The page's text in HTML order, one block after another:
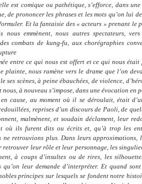
est comique ou pathétique, s’efforce, dans
de prononcer les phrases et les mots qu’on lui
Et la fantaisie des « acteurs » prenant le
emmènent, nous autres spectateurs,
combats de kung-fu, aux chorégraphies
entre ce qui nous est offert et ce qui nous était
plainte, nous ramène vers le drame que l’on
ses scènes, à peine ébauchées, de violence,
nous, à nouveau s’impose, dans une évocation
cause, au moment où il se déroulait, était
reprises d’un discours de Paoli, de
malmènent, et soudain déclament, leur
où ils furent dits ou écrits et, qu’à trop les
ne retrouvions plus. Dans leurs approximations,
retrouver leur rôle et leur personnage, les
à coups d’insultes ou de rires, les
qu’on leur demande d’interpréter. Et quand
principes sur lesquels se fondent notre